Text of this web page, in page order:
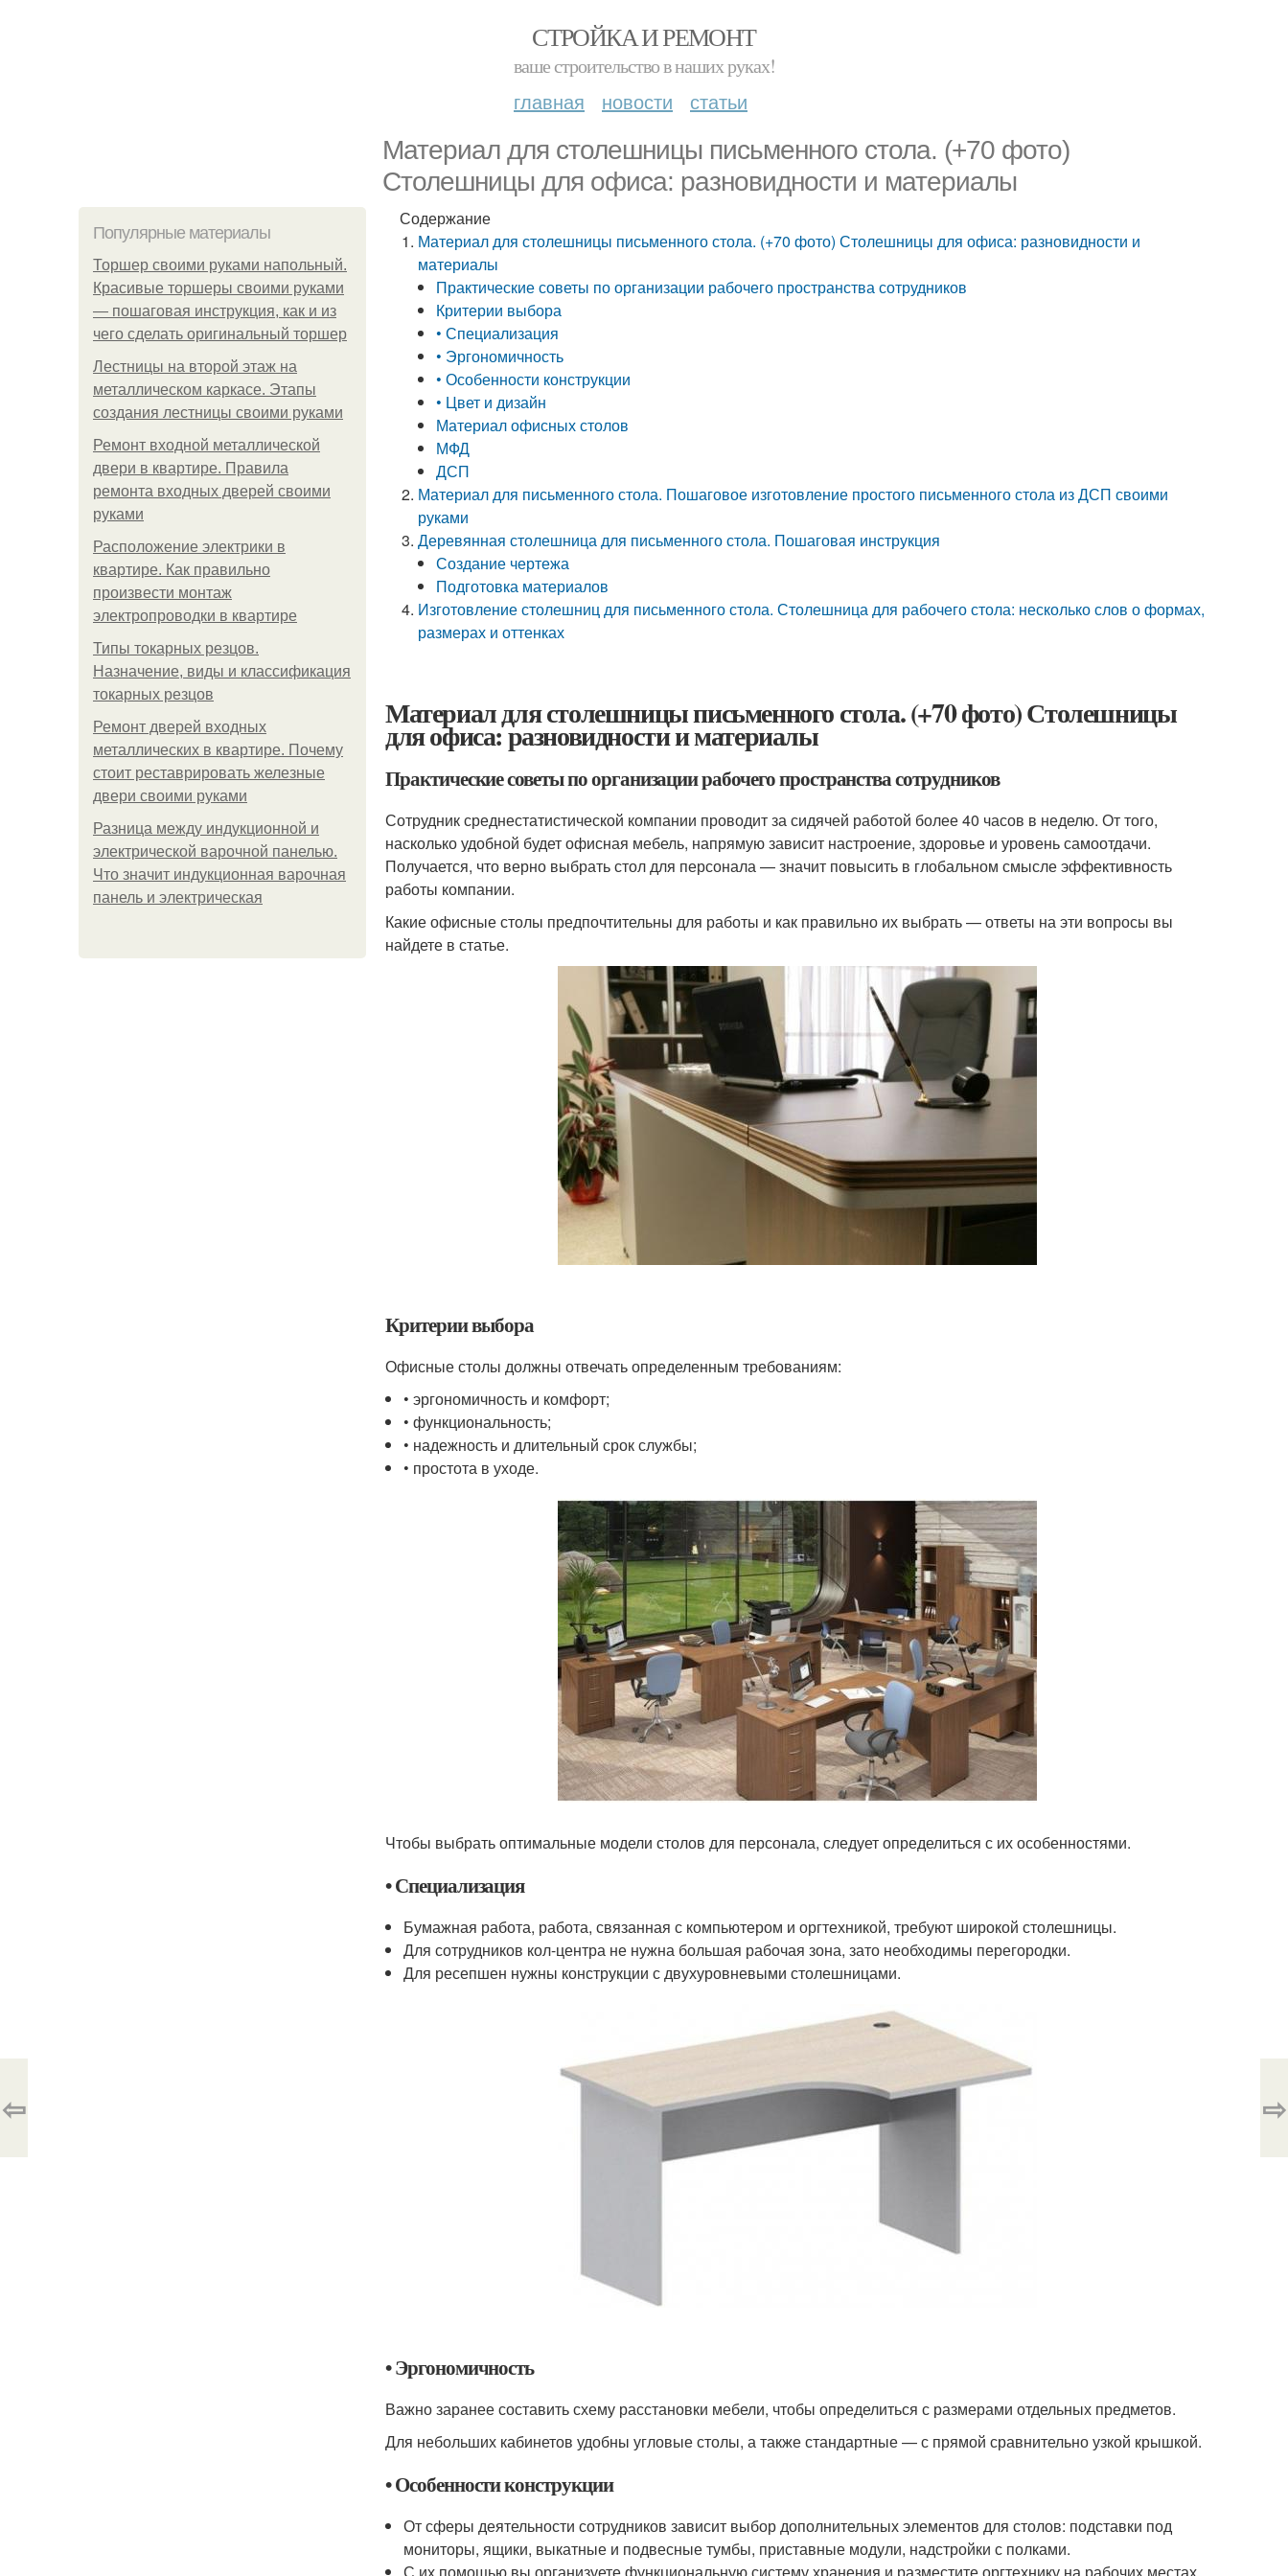
СТРОЙКА И РЕМОНТ
ваше строительство в наших руках!
главная новости статьи
Материал для столешницы письменного стола. (+70 фото)
Столешницы для офиса: разновидности и материалы
Популярные материалы
Торшер своими руками напольный.
Красивые торшеры своими руками
— пошаговая инструкция, как и из
чего сделать оригинальный торшер
Лестницы на второй этаж на
металлическом каркасе. Этапы
создания лестницы своими руками
Ремонт входной металлической
двери в квартире. Правила
ремонта входных дверей своими
руками
Расположение электрики в
квартире. Как правильно
произвести монтаж
электропроводки в квартире
Типы токарных резцов.
Назначение, виды и классификация
токарных резцов
Ремонт дверей входных
металлических в квартире. Почему
стоит реставрировать железные
двери своими руками
Разница между индукционной и
электрической варочной панелью.
Что значит индукционная варочная
панель и электрическая
Содержание
Материал для столешницы письменного стола. (+70 фото) Столешницы для офиса: разновидности и
материалы
Практические советы по организации рабочего пространства сотрудников
Критерии выбора
• Специализация
• Эргономичность
• Особенности конструкции
• Цвет и дизайн
Материал офисных столов
МФД
ДСП
Материал для письменного стола. Пошаговое изготовление простого письменного стола из ДСП своими
руками
Деревянная столешница для письменного стола. Пошаговая инструкция
Создание чертежа
Подготовка материалов
Изготовление столешниц для письменного стола. Столешница для рабочего стола: несколько слов о формах,
размерах и оттенках
Материал для столешницы письменного стола. (+70 фото) Столешницы
для офиса: разновидности и материалы
Практические советы по организации рабочего пространства сотрудников
Сотрудник среднестатистической компании проводит за сидячей работой более 40 часов в неделю. От того,
насколько удобной будет офисная мебель, напрямую зависит настроение, здоровье и уровень самоотдачи.
Получается, что верно выбрать стол для персонала — значит повысить в глобальном смысле эффективность
работы компании.
Какие офисные столы предпочтительны для работы и как правильно их выбрать — ответы на эти вопросы вы
найдете в статье.
Критерии выбора
Офисные столы должны отвечать определенным требованиям:
• эргономичность и комфорт;
• функциональность;
• надежность и длительный срок службы;
• простота в уходе.
Чтобы выбрать оптимальные модели столов для персонала, следует определиться с их особенностями.
• Специализация
Бумажная работа, работа, связанная с компьютером и оргтехникой, требуют широкой столешницы.
Для сотрудников кол-центра не нужна большая рабочая зона, зато необходимы перегородки.
Для ресепшен нужны конструкции с двухуровневыми столешницами.
• Эргономичность
Важно заранее составить схему расстановки мебели, чтобы определиться с размерами отдельных предметов.
Для небольших кабинетов удобны угловые столы, а также стандартные — с прямой сравнительно узкой крышкой.
• Особенности конструкции
От сферы деятельности сотрудников зависит выбор дополнительных элементов для столов: подставки под
мониторы, ящики, выкатные и подвесные тумбы, приставные модули, надстройки с полками.
⇦ ⇨